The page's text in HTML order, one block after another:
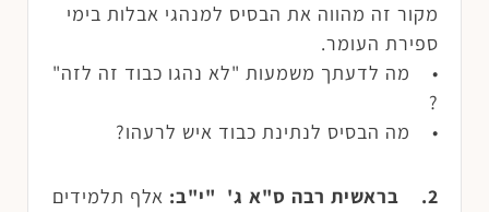
מקור זה מהווה את הבסיס למנהגי אבלות בימי
ספירת העומר.
• מה לדעתך משמעות "לא נהגו כבוד זה לזה"
?
• מה הבסיס לנתינת כבוד איש לרעהו?
2. בראשית רבה ס"א ג' "י"ב: אלף תלמידים